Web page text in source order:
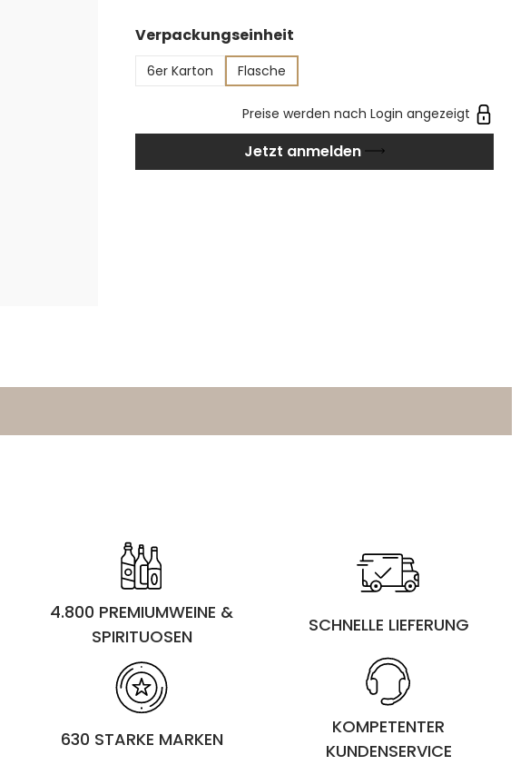
Verpackungseinheit
6er Karton Flasche
Preise werden nach Login angezeigt
Jetzt anmelden
4.800 PREMIUMWEINE &
SPIRITUOSEN
SCHNELLE LIEFERUNG
630 STARKE MARKEN
KOMPETENTER
KUNDENSERVICE